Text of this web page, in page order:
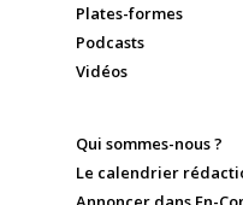
Plates-formes
Podcasts
Vidéos
Qui sommes-nous ?
Le calendrier